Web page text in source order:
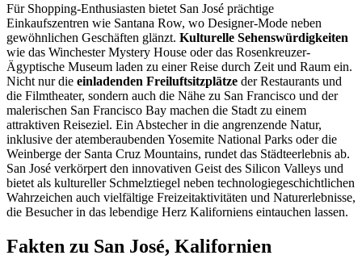
Für Shopping-Enthusiasten bietet San José prächtige
Einkaufszentren wie Santana Row, wo Designer-Mode neben
gewöhnlichen Geschäften glänzt. Kulturelle Sehenswürdigkeiten
wie das Winchester Mystery House oder das Rosenkreuzer-
Ägyptische Museum laden zu einer Reise durch Zeit und Raum ein.
Nicht nur die einladenden Freiluftsitzplätze der Restaurants und
die Filmtheater, sondern auch die Nähe zu San Francisco und der
malerischen San Francisco Bay machen die Stadt zu einem
attraktiven Reiseziel. Ein Abstecher in die angrenzende Natur,
inklusive der atemberaubenden Yosemite National Parks oder die
Weinberge der Santa Cruz Mountains, rundet das Städteerlebnis ab.
San José verkörpert den innovativen Geist des Silicon Valleys und
bietet als kultureller Schmelztiegel neben technologiegeschichtlichen
Wahrzeichen auch vielfältige Freizeitaktivitäten und Naturerlebnisse,
die Besucher in das lebendige Herz Kaliforniens eintauchen lassen.
Fakten zu San José, Kalifornien